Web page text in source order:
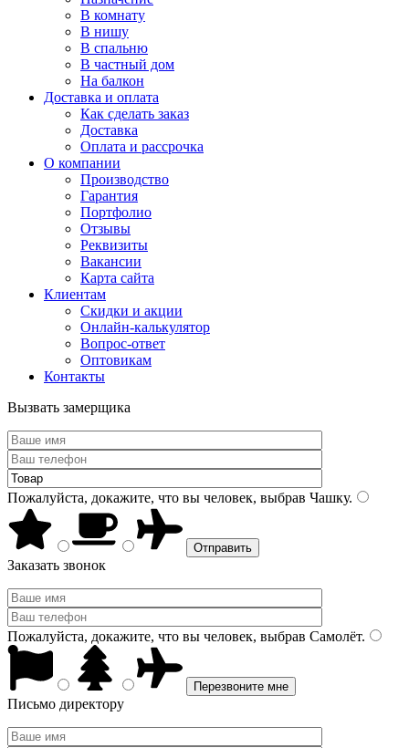
В комнату
В нишу
В спальню
В частный дом
На балкон
Доставка и оплата
Как сделать заказ
Доставка
Оплата и рассрочка
О компании
Производство
Гарантия
Портфолио
Отзывы
Реквизиты
Вакансии
Карта сайта
Клиентам
Скидки и акции
Онлайн-калькулятор
Вопрос-ответ
Оптовикам
Контакты
Вызвать замерщика
Пожалуйста, докажите, что вы человек, выбрав Чашку.
Заказать звонок
Пожалуйста, докажите, что вы человек, выбрав Самолёт.
Письмо директору